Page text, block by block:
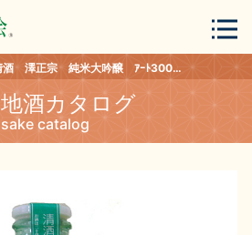
ログイン
清酒 澤正宗 純米大吟醸 ｱｰﾄ300 300ml
地酒カタログ
sake catalog